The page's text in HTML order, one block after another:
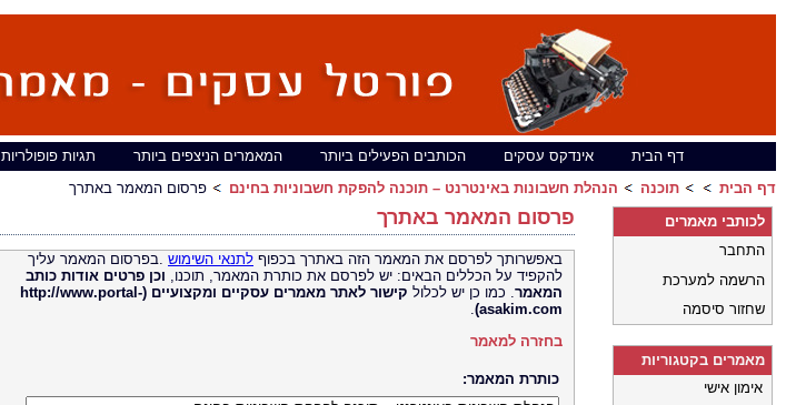
דף הבית אינדקס עסקים הכותבים הפעילים ביותר המאמרים הניצפים ביותר תגיות פופולריות
דף הבית
תוכנה הנהלת חשבונות באינטרנט – תוכנה להפקת חשבוניות בחינם פרסום המאמר באתרך
פרסום המאמר באתרך
באפשרותך לפרסם את המאמר הזה באתרך בכפוף לתנאי השימוש .בפרסום המאמר עליך
להקפיד על הכללים הבאים: יש לפרסם את כותרת המאמר, תוכנו, וכן פרטים אודות כותב
המאמר. כמו כן יש לכלול קישור לאתר
מאמרים עסקיים ומקצועיים (http://www.portal-
asakim.com)
.
בחזרה למאמר
כותרת המאמר:
לכותבי מאמרים
התחבר
הרשמה למערכת
שחזור סיסמה
מאמרים בקטגוריות
אימון אישי